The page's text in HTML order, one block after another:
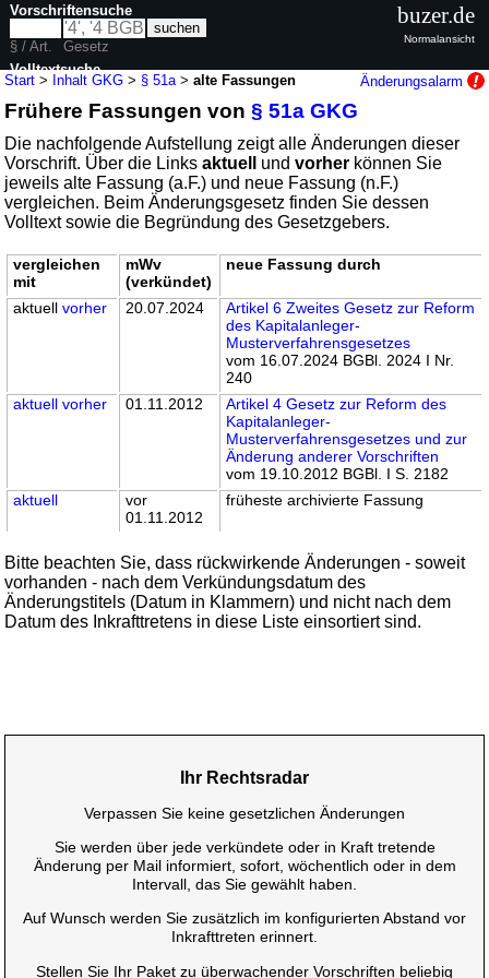
Start > Inhalt GKG > § 51a >alte Fassungen Änderungsalarm
Frühere Fassungen von§ 51a GKG
Die nachfolgende Aufstellung zeigt alle Änderungen dieser
Vorschrift. Über die Linksaktuell undvorher können Sie
jeweils alte Fassung (a.F.) und neue Fassung (n.F.)
vergleichen. Beim Änderungsgesetz finden Sie dessen
Volltext sowie die Begründung des Gesetzgebers.
vergleichen
mit
mWv
(verkündet)
neue Fassung durch
aktuellvorher 20.07.2024
Artikel 6 Zweites Gesetz zur Reform
des Kapitalanleger-
Musterverfahrensgesetzes
vom 16.07.2024 BGBl. 2024 I Nr.
240
aktuell vorher 01.11.2012
Artikel 4 Gesetz zur Reform des
Kapitalanleger-
Musterverfahrensgesetzes und zur
Änderung anderer Vorschriften
vom 19.10.2012 BGBl. I S. 2182
aktuell
vor
01.11.2012
früheste archivierte Fassung
Bitte beachten Sie, dass rückwirkende Änderungen - soweit
vorhanden - nach dem Verkündungsdatum des
Änderungstitels (Datum in Klammern) und nicht nach dem
Datum des Inkrafttretens in diese Liste einsortiert sind.
Vorschriftensuche
§ / Art.
Gesetz
Volltextsuche
nur in GKG
buzer.de
Normalansicht
Ihr Rechtsradar
Verpassen Sie keine gesetzlichen Änderungen
Sie werden über jede verkündete oder in Kraft tretende
Änderung per Mail informiert, sofort, wöchentlich oder in dem
Intervall, das Sie gewählt haben.
Auf Wunsch werden Sie zusätzlich im konfigurierten Abstand vor
Inkrafttreten erinnert.
Stellen Sie Ihr Paket zu überwachender Vorschriften beliebig